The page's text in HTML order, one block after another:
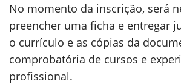
No momento da inscrição, será
preencher uma ficha e entregar
o currículo e as cópias da
comprobatória de cursos e
profissional.